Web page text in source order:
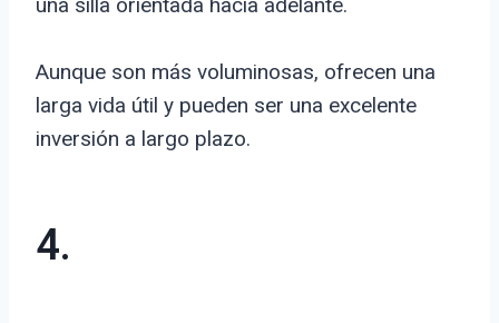
una silla orientada hacia adelante.
Aunque son más voluminosas, ofrecen una
larga vida útil y pueden ser una excelente
inversión a largo plazo.
4.